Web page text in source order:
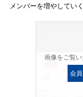
メンバーを増やしてい
画像をご覧
会